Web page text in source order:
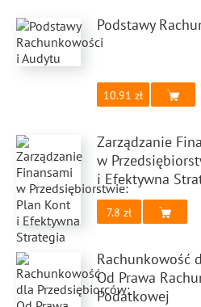
Podstawy
10.91
Zarządzanie
w
i Efektywna
7.8
Rachunkowość
Od Prawa
Podatkowej